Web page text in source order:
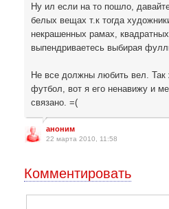
Ну ил если на то пошло,
белых вещах т.к тогда
некрашенных рамах,
выпендриваетесь выбирая
Не все должны любить вел. Так
футбол, вот я его ненавижу и
связано. =(
аноним
22 марта 2010, 11:58
Комментировать